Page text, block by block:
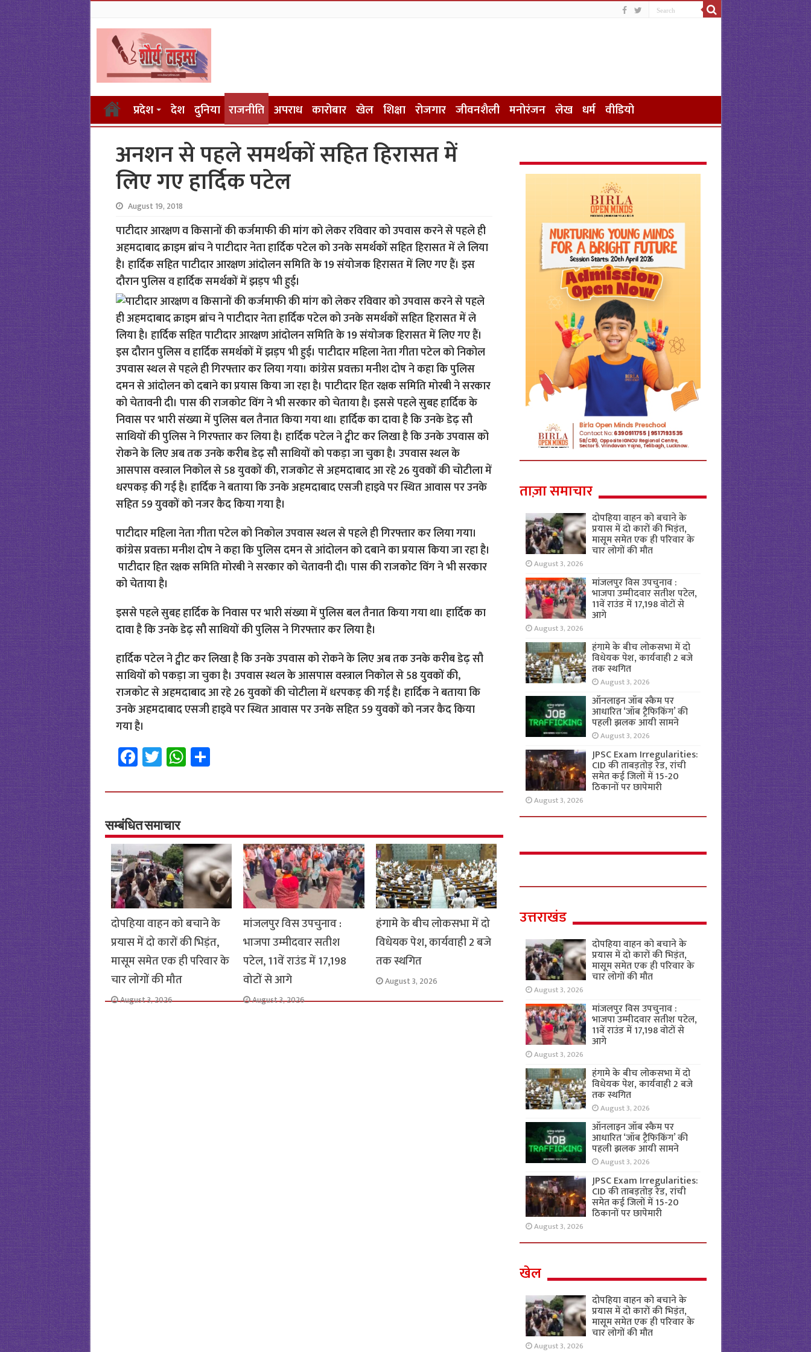
प्रदेश देश दुनिया राजनीति अपराध कारोबार खेल शिक्षा रोजगार जीवनशैली मनोरंजन लेख धर्म वीडियो
अनशन से पहले समर्थकों सहित हिरासत में
लिए गए हार्दिक पटेल
August 19, 2018
पाटीदार आरक्षण व किसानों की कर्जमाफी की मांग को लेकर रविवार को उपवास करने से पहले ही
अहमदाबाद क्राइम ब्रांच ने पाटीदार नेता हार्दिक पटेल को उनके समर्थकों सहित हिरासत में ले लिया
है। हार्दिक सहित पाटीदार आरक्षण आंदोलन समिति के 19 संयोजक हिरासत में लिए गए हैं। इस
दौरान पुलिस व हार्दिक समर्थकों में झड़प भी हुई।
पाटीदार महिला नेता गीता पटेल को निकोल उपवास स्थल से पहले ही गिरफ्तार कर लिया गया।
कांग्रेस प्रवक्ता मनीश दोष ने कहा कि पुलिस दमन से आंदोलन को दबाने का प्रयास किया जा रहा है।
पाटीदार हित रक्षक समिति मोरबी ने सरकार को चेतावनी दी। पास की राजकोट विंग ने भी सरकार
को चेताया है।
इससे पहले सुबह हार्दिक के निवास पर भारी संख्या में पुलिस बल तैनात किया गया था। हार्दिक का
दावा है कि उनके डेढ़ सौ साथियों की पुलिस ने गिरफ्तार कर लिया है।
हार्दिक पटेल ने ट्वीट कर लिखा है कि उनके उपवास को रोकने के लिए अब तक उनके करीब डेढ़ सौ
साथियों को पकड़ा जा चुका है। उपवास स्थल के आसपास वस्त्राल निकोल से 58 युवकों की,
राजकोट से अहमदाबाद आ रहे 26 युवकों की चोटीला में धरपकड़ की गई है। हार्दिक ने बताया कि
उनके अहमदाबाद एसजी हाइवे पर स्थित आवास पर उनके सहित 59 युवकों को नजर कैद किया
गया है।
Fa
ce
b
o
o
k
T
wi
tt
er
W
h
at
p
p
S
h
ar
सम्बंधित समाचार
दोपहिया वाहन को बचाने के
प्रयास में दो कारों की भिड़ंत,
मासूम समेत एक ही परिवार के
चार लोगों की मौत
August 3, 2026
मांजलपुर विस उपचुनाव :
भाजपा उम्मीदवार सतीश
पटेल, 11वें राउंड में 17,198
वोटों से आगे
August 3, 2026
हंगामे के बीच लोकसभा में दो
विधेयक पेश, कार्यवाही 2 बजे
तक स्थगित
August 3, 2026
ताज़ा समाचार
दोपहिया वाहन को बचाने के
प्रयास में दो कारों की भिड़ंत,
मासूम समेत एक ही परिवार के
चार लोगों की मौत
August 3, 2026
मांजलपुर विस उपचुनाव :
भाजपा उम्मीदवार सतीश पटेल,
11वें राउंड में 17,198 वोटों से
आगे
August 3, 2026
हंगामे के बीच लोकसभा में दो
विधेयक पेश, कार्यवाही 2 बजे
तक स्थगित
August 3, 2026
ऑनलाइन जॉब स्कैम पर
आधारित ‘जॉब ट्रैफिकिंग’ की
पहली झलक आयी सामने
August 3, 2026
JPSC Exam Irregularities:
CID की ताबड़तोड़ रेड, रांची
समेत कई जिलों में 15-20
ठिकानों पर छापेमारी
August 3, 2026
उत्तराखंड
दोपहिया वाहन को बचाने के
प्रयास में दो कारों की भिड़ंत,
मासूम समेत एक ही परिवार के
चार लोगों की मौत
August 3, 2026
मांजलपुर विस उपचुनाव :
भाजपा उम्मीदवार सतीश पटेल,
11वें राउंड में 17,198 वोटों से
आगे
August 3, 2026
हंगामे के बीच लोकसभा में दो
विधेयक पेश, कार्यवाही 2 बजे
तक स्थगित
August 3, 2026
ऑनलाइन जॉब स्कैम पर
आधारित ‘जॉब ट्रैफिकिंग’ की
पहली झलक आयी सामने
August 3, 2026
JPSC Exam Irregularities:
CID की ताबड़तोड़ रेड, रांची
समेत कई जिलों में 15-20
ठिकानों पर छापेमारी
August 3, 2026
खेल
दोपहिया वाहन को बचाने के
प्रयास में दो कारों की भिड़ंत,
मासूम समेत एक ही परिवार के
चार लोगों की मौत
August 3, 2026